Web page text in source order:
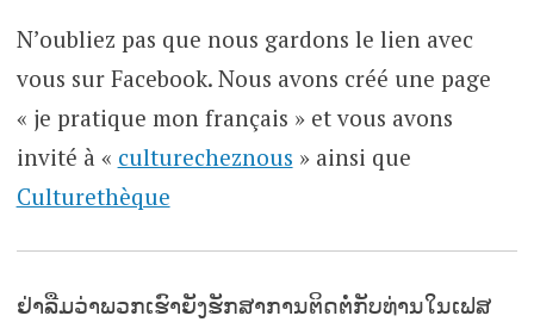
N’oubliez pas que nous gardons le lien avec
vous sur Facebook. Nous avons créé une page
« je pratique mon français » et vous avons
invité à « culturecheznous » ainsi que
Culturethèque
ຢ່າລືມວ່າພວກເຮົາຍັງຮັກສາການຕິດຕໍ່ກັບທ່ານໃນເຟສ